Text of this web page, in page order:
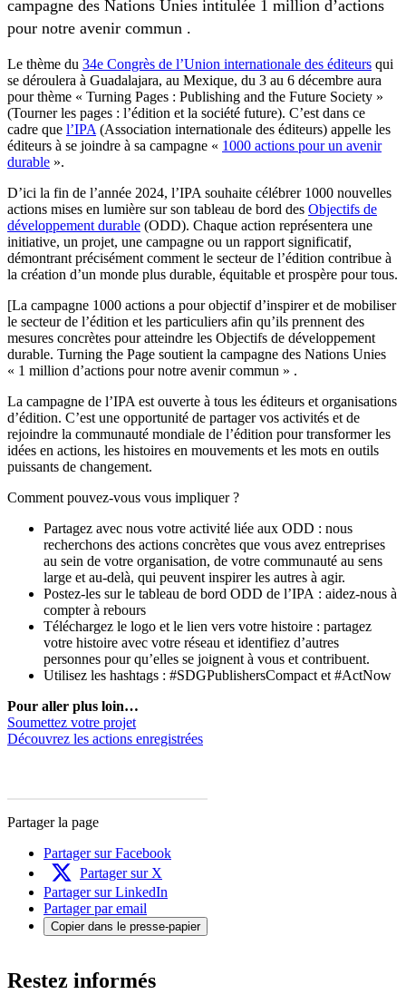
campagne des Nations Unies intitulée 1 million d’actions
pour notre avenir commun .
Le thème du 34e Congrès de l’Union internationale des éditeurs qui
se déroulera à Guadalajara, au Mexique, du 3 au 6 décembre aura
pour thème « Turning Pages : Publishing and the Future Society »
(Tourner les pages : l’édition et la société future). C’est dans ce
cadre que l’IPA (Association internationale des éditeurs) appelle les
éditeurs à se joindre à sa campagne « 1000 actions pour un avenir
durable ».
D’ici la fin de l’année 2024, l’IPA souhaite célébrer 1000 nouvelles
actions mises en lumière sur son tableau de bord des Objectifs de
développement durable (ODD). Chaque action représentera une
initiative, un projet, une campagne ou un rapport significatif,
démontrant précisément comment le secteur de l’édition contribue à
la création d’un monde plus durable, équitable et prospère pour tous.
[La campagne 1000 actions a pour objectif d’inspirer et de mobiliser
le secteur de l’édition et les particuliers afin qu’ils prennent des
mesures concrètes pour atteindre les Objectifs de développement
durable. Turning the Page soutient la campagne des Nations Unies
« 1 million d’actions pour notre avenir commun » .
La campagne de l’IPA est ouverte à tous les éditeurs et organisations
d’édition. C’est une opportunité de partager vos activités et de
rejoindre la communauté mondiale de l’édition pour transformer les
idées en actions, les histoires en mouvements et les mots en outils
puissants de changement.
Comment pouvez-vous vous impliquer ?
Partagez avec nous votre activité liée aux ODD : nous
recherchons des actions concrètes que vous avez entreprises
au sein de votre organisation, de votre communauté au sens
large et au-delà, qui peuvent inspirer les autres à agir.
Postez-les sur le tableau de bord ODD de l’IPA : aidez-nous à
compter à rebours
Téléchargez le logo et le lien vers votre histoire : partagez
votre histoire avec votre réseau et identifiez d’autres
personnes pour qu’elles se joignent à vous et contribuent.
Utilisez les hashtags : #SDGPublishersCompact et #ActNow
Pour aller plus loin…
Soumettez votre projet
Découvrez les actions enregistrées
Partager la page
Partager sur Facebook
Partager sur X
Partager sur LinkedIn
Partager par email
Copier dans le presse-papier
Restez informés